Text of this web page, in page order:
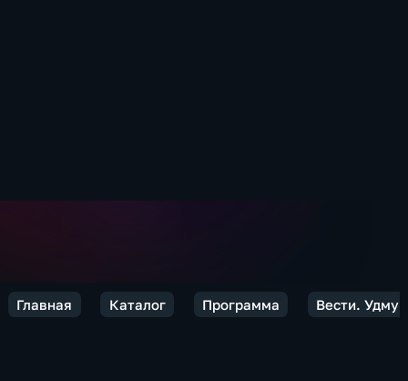
Главная Каталог Программа Вести.